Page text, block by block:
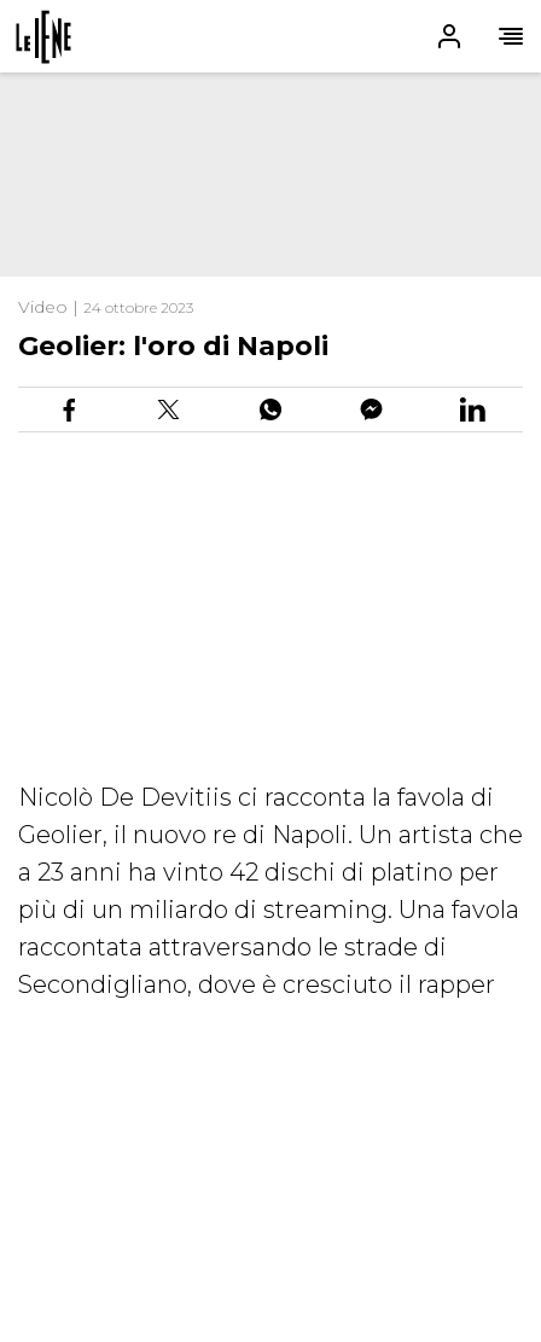
Video | 24 ottobre 2023
Geolier: l'oro di Napoli
Nicolò De Devitiis ci racconta la favola di
Geolier, il nuovo re di Napoli. Un artista che
a 23 anni ha vinto 42 dischi di platino per
più di un miliardo di streaming. Una favola
raccontata attraversando le strade di
Secondigliano, dove è cresciuto il rapper